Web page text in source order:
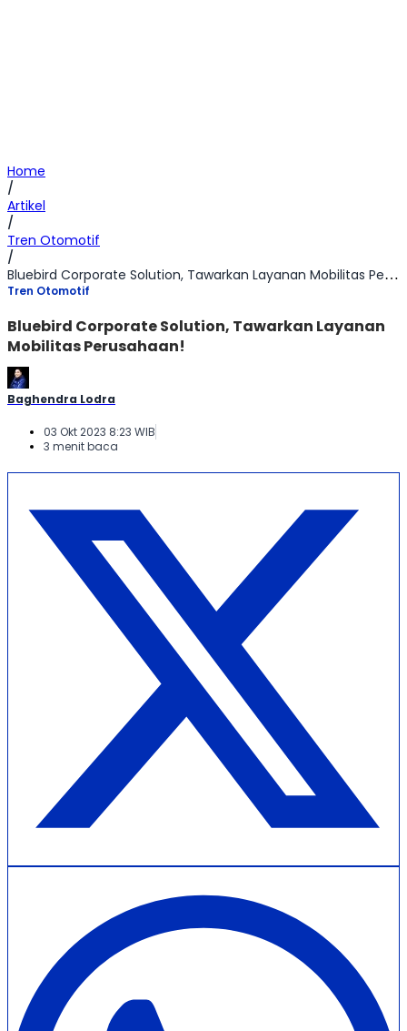
Home
/
Artikel
/
Tren Otomotif
/
Bluebird Corporate Solution, Tawarkan Layanan Mobilitas Perusahaan!
Tren Otomotif
Bluebird Corporate Solution, Tawarkan Layanan
Mobilitas Perusahaan!
Baghendra Lodra
03 Okt 2023 8:23 WIB
3 menit baca